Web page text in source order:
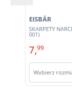
SKARPETY
001)
EISBÄR
7,99
Wybierz